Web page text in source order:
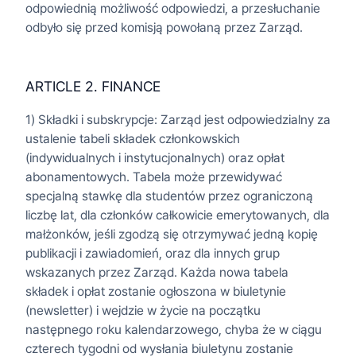
odpowiednią możliwość odpowiedzi, a przesłuchanie
odbyło się przed komisją powołaną przez Zarząd.
ARTICLE 2. FINANCE
1) Składki i subskrypcje: Zarząd jest odpowiedzialny za
ustalenie tabeli składek członkowskich
(indywidualnych i instytucjonalnych) oraz opłat
abonamentowych. Tabela może przewidywać
specjalną stawkę dla studentów przez ograniczoną
liczbę lat, dla członków całkowicie emerytowanych, dla
małżonków, jeśli zgodzą się otrzymywać jedną kopię
publikacji i zawiadomień, oraz dla innych grup
wskazanych przez Zarząd. Każda nowa tabela
składek i opłat zostanie ogłoszona w biuletynie
(newsletter) i wejdzie w życie na początku
następnego roku kalendarzowego, chyba że w ciągu
czterech tygodni od wysłania biuletynu zostanie